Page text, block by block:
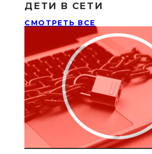
ДЕТИ В СЕТИ
СМОТРЕТЬ ВСЕ